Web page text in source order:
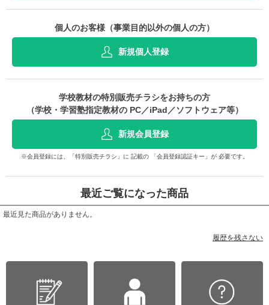
個人のお客様（事業目的以外の個人の方）
新規個人登録
学校教材の特別販売チラシをお持ちの方
（学校・学習塾指定教材の PC／iPad／ソフトウェア等）
新規会員登録
※会員登録には、「特別販売チラシ」に 記載の 「会員登録認証キー」が 必要です。
最近ご覧になった商品
最近見た商品がありません。
履歴を残さない